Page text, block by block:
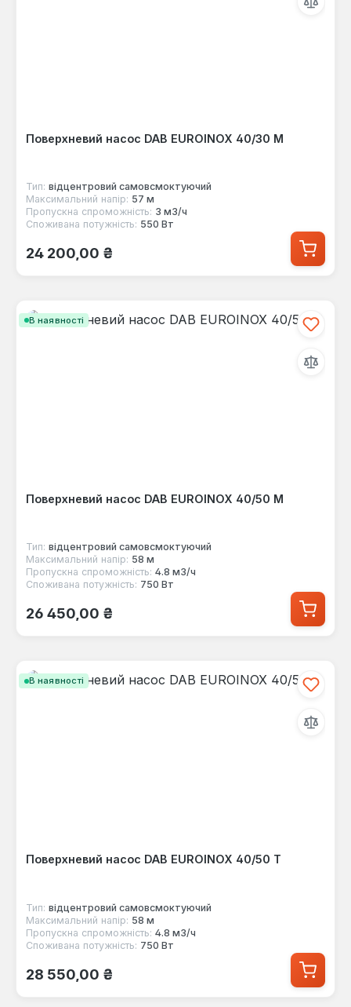
Поверхневий насос DAB EUROINOX 40/30 M
Тип: відцентровий самовсмоктуючий
Максимальний напір: 57 м
Пропускна спроможність: 3 м3/ч
Споживана потужність: 550 Вт
Звичайна ціна:
24 200,00 ₴
В наявності
Поверхневий насос DAB EUROINOX 40/50 M
Тип: відцентровий самовсмоктуючий
Максимальний напір: 58 м
Пропускна спроможність: 4.8 м3/ч
Споживана потужність: 750 Вт
Звичайна ціна:
26 450,00 ₴
В наявності
Поверхневий насос DAB EUROINOX 40/50 T
Тип: відцентровий самовсмоктуючий
Максимальний напір: 58 м
Пропускна спроможність: 4.8 м3/ч
Споживана потужність: 750 Вт
Звичайна ціна:
28 550,00 ₴